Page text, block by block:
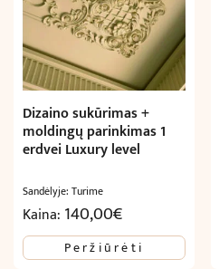
Dizaino sukūrimas +
moldingų parinkimas 1
erdvei Luxury level
Sandėlyje: Turime
Kaina: 140,00€
Peržiūrėti